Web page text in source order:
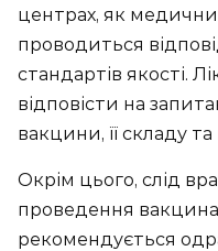
центрах, як
проводиться
стандартів якості.
відповісти на
вакцини, її складу
Окрім цього, слід
проведення
рекомендується